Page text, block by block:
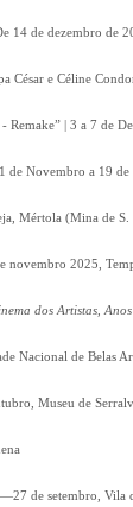
14 de dezembro de
César e Céline
| 3 a 7 de
de Novembro a 19
Mértola (Mina de
novembro 2025,
dos Artistas,
Nacional de Belas
Museu de
de setembro, Vila